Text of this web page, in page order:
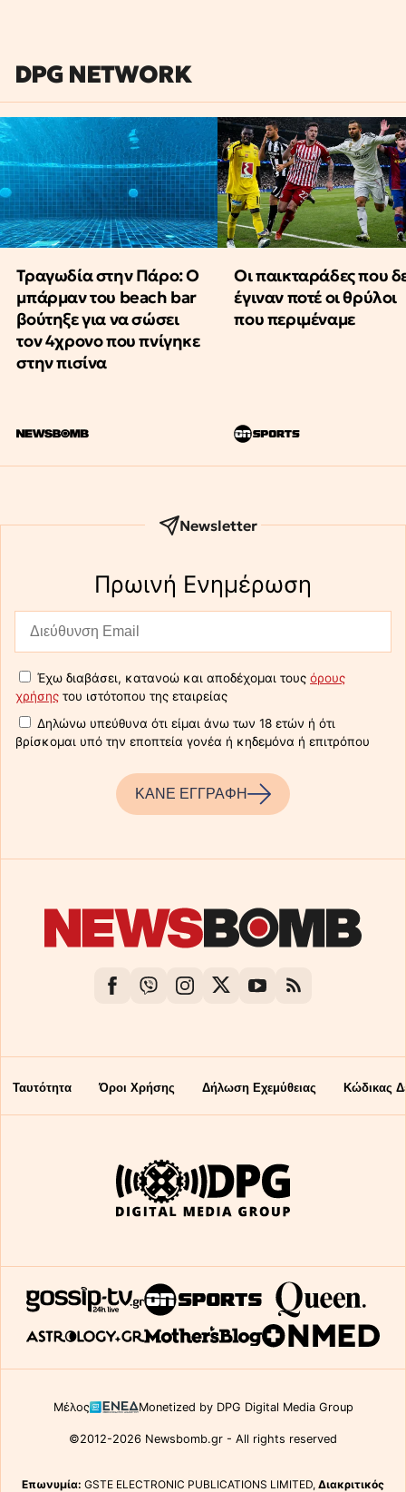
DPG NETWORK
Τραγωδία στην Πάρο: Ο
μπάρμαν του beach bar
βούτηξε για να σώσει
τον 4χρονο που πνίγηκε
στην πισίνα
Οι παικταράδες που
έγιναν ποτέ οι θρύλοι
που περιμέναμε
Newsletter
Πρωινή Eνημέρωση
Έχω διαβάσει, κατανοώ και αποδέχομαι τους όρους
χρήσης του ιστότοπου της εταιρείας
Δηλώνω υπεύθυνα ότι είμαι άνω των 18 ετών ή ότι
βρίσκομαι υπό την εποπτεία γονέα ή κηδεμόνα ή επιτρόπου
ΚΑΝΕ ΕΓΓΡΑΦΗ
Ταυτότητα Όροι Χρήσης Δήλωση Εχεμύθειας Κώδικας
Μέλος Monetized by DPG Digital Media Group
©2012-2026 Newsbomb.gr - All rights reserved
Επωνυμία: GSTE ELECTRONIC PUBLICATIONS LIMITED, Διακριτικός